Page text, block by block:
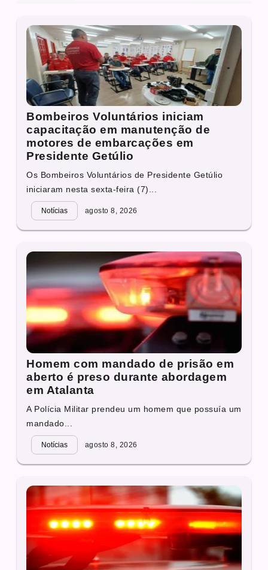
Bombeiros Voluntários iniciam
capacitação em manutenção de
motores de embarcações em
Presidente Getúlio
Os Bombeiros Voluntários de Presidente Getúlio
iniciaram nesta sexta-feira (7)...
Notícias agosto 8, 2026
Homem com mandado de prisão em
aberto é preso durante abordagem
em Atalanta
A Polícia Militar prendeu um homem que possuía um
mandado...
Notícias agosto 8, 2026